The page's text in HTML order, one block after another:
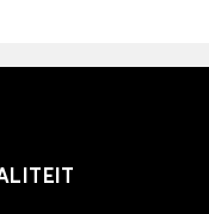
IONIQ